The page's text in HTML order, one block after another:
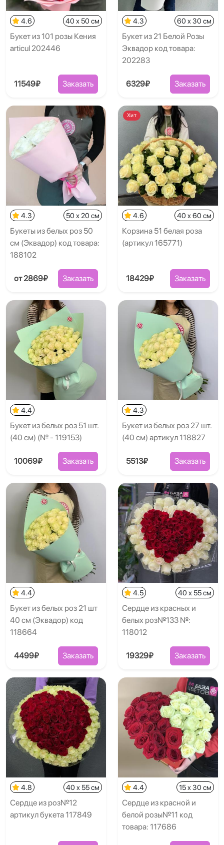
4.6 40 x 50 см
Букет из 101 розы Кения
articul 202446
11549₽ Заказать
4.3 60 x 30 см
Букет из 21 Белой Розы
Эквадор код товара:
202283
6329₽ Заказать
4.3 50 x 20 см
Букеты из белых роз 50
см (Эквадор) код товара:
188102
от 2869₽ Заказать
Хит
4.6 40 x 60 см
Корзина 51 белая роза
(артикул 165771)
18429₽ Заказать
4.4
Букет из белых роз 51 шт.
(40 см) (№ - 119153)
10069₽ Заказать
4.3
Букет из белых роз 27 шт.
(40 см) артикул 118827
5513₽ Заказать
4.4
Букет из белых роз 21 шт
40 см (Эквадор) код
118664
4499₽ Заказать
4.5 40 x 55 см
Сердце из красных и
белых роз№133 №:
118012
19329₽ Заказать
4.8 40 x 55 см
Сердце из роз№12
артикул букета 117849
4.4 15 x 30 см
Сердце из красной и
белой розы№11 код
товара: 117686